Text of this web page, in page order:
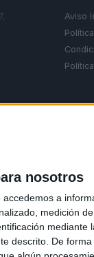
nosotros
a
medición
descrito. De
Aviso
los derechos